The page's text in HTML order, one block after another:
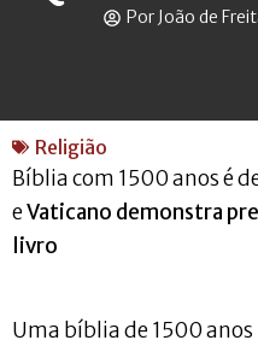
Por João de
Religião
Bíblia com 1500 anos é
eVaticano demonstra
livro
Uma bíblia de 1500